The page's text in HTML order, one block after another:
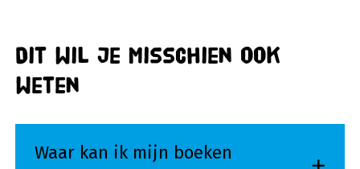
Dit wil je misschien ook
weten
Waar kan ik mijn boeken